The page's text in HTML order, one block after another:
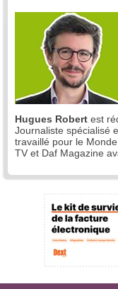
Hugues Robert est
Journaliste spécialisé
travaillé pour le
TV et Daf Magazine